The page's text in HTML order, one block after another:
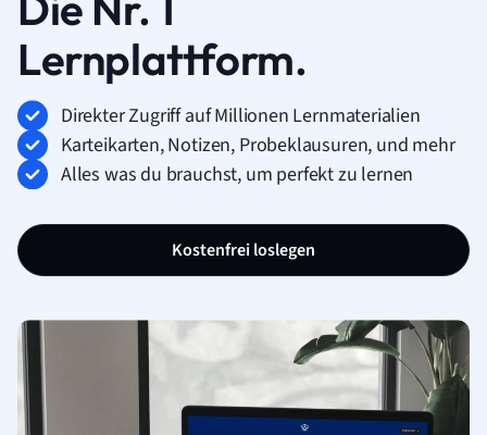
Lernplattform.
Direkter Zugriff auf Millionen Lernmaterialien
Karteikarten, Notizen, Probeklausuren, und mehr
Alles was du brauchst, um perfekt zu lernen
Kostenfrei loslegen